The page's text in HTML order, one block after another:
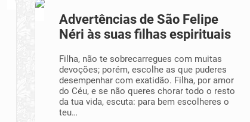
Advertências de São Felipe
Néri às suas filhas espirituais
Filha, não te sobrecarregues com muitas
devoções; porém, escolhe as que pu­deres
desempe­nhar com exatidão. Filha, por amor
do Céu, e se não queres chorar todo o resto
da tua vida, escuta: para bem escolheres o
teu…